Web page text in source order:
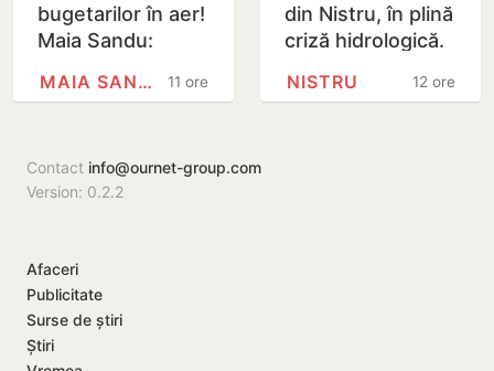
bugetarilor în aer!
Maia Sandu:
septembrie ar 11 ore
MAIA SANDU
din Nistru, în plină
criză hidrologică.
Criuleni, amendați
12 ore
NISTRU
Contact info@ournet-group.com
Version: 0.2.2
Afaceri
Publicitate
Surse de știri
Știri